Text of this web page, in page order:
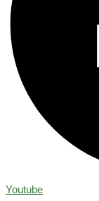
Youtube